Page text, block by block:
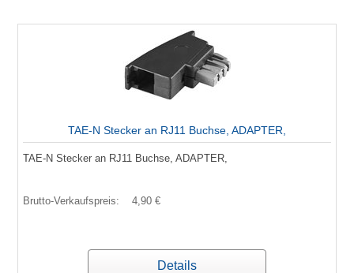
TAE-N Stecker an RJ11 Buchse, ADAPTER,
TAE-N Stecker an RJ11 Buchse, ADAPTER,
Brutto-Verkaufspreis: 4,90 €
Details